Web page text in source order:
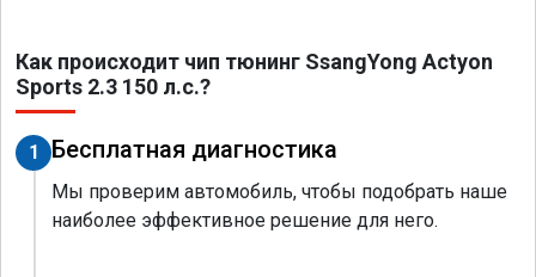
Как происходит чип тюнинг SsangYong Actyon
Sports 2.3 150 л.с.?
1 Бесплатная диагностика
Мы проверим автомобиль, чтобы подобрать наше
наиболее эффективное решение для него.